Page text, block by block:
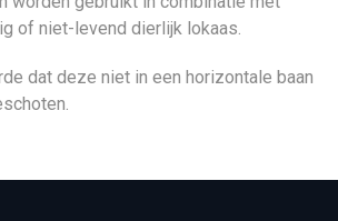
of niet-levend dierlijk lokaas.
dat deze niet in een horizontale baan